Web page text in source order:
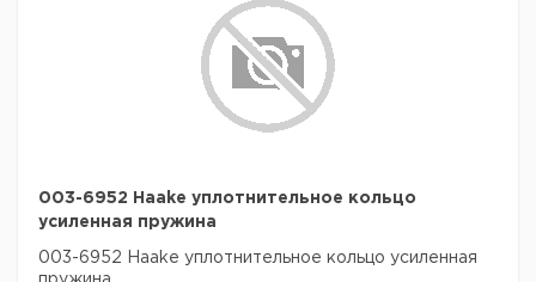
003-6952 Haake уплотнительное кольцо
усиленная пружина
003-6952 Haake уплотнительное кольцо усиленная